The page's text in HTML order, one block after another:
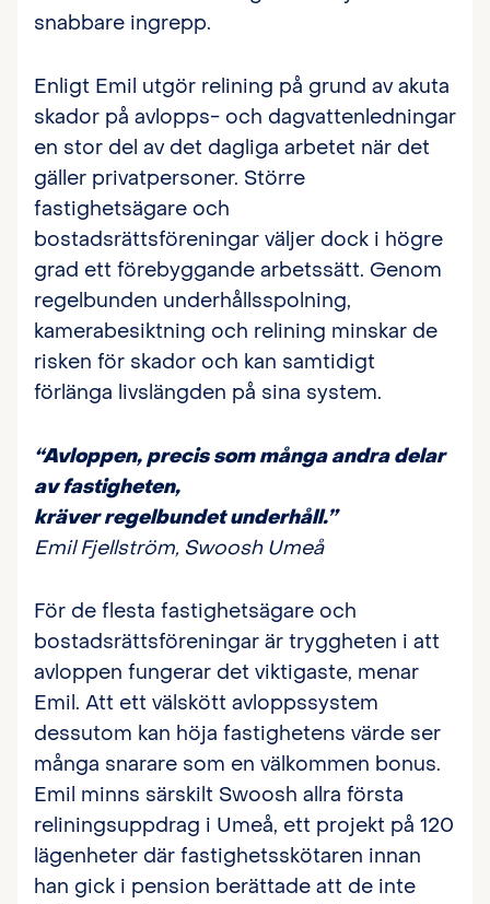
snabbare ingrepp.
Enligt Emil utgör relining på grund av akuta
skador på avlopps- och dagvattenledningar
en stor del av det dagliga arbetet när det
gäller privatpersoner. Större
fastighetsägare och
bostadsrättsföreningar väljer dock i högre
grad ett förebyggande arbetssätt. Genom
regelbunden underhållsspolning,
kamerabesiktning och relining minskar de
risken för skador och kan samtidigt
förlänga livslängden på sina system.
“Avloppen, precis som många andra delar
av fastigheten,
kräver regelbundet underhåll.”
Emil Fjellström, Swoosh Umeå
För de flesta fastighetsägare och
bostadsrättsföreningar är tryggheten i att
avloppen fungerar det viktigaste, menar
Emil. Att ett välskött avloppssystem
dessutom kan höja fastighetens värde ser
många snarare som en välkommen bonus.
Emil minns särskilt Swoosh allra första
reliningsuppdrag i Umeå, ett projekt på 120
lägenheter där fastighetsskötaren innan
han gick i pension berättade att de inte